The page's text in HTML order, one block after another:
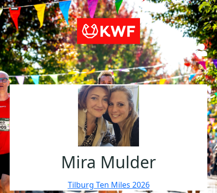
Mira Mulder
Tilburg Ten Miles 2026